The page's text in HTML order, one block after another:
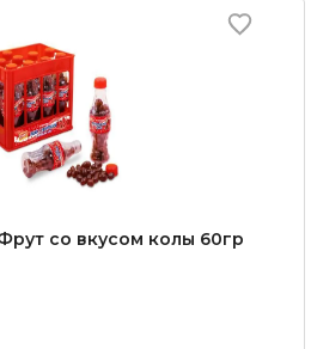
со вкусом колы 60гр